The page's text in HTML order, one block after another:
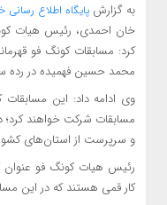
به گزارش پایگاه اطلاع رسانی
خان احمدی، رئیس هیات
کرد: مسابقات کونگ فو
محمد حسین فهمیده در رده
و سرپرست از استان‌های
رئیس هیات کونگ فو عنوان
کار قمی هستند که در این